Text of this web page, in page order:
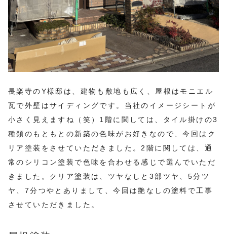
長楽寺のY様邸は、建物も敷地も広く、屋根はモニエル
瓦で外壁はサイディングです。当社のイメージシートが
小さく見えますね（笑）1階に関しては、タイル掛けの3
種類のもともとの新築の色味がお好きなので、今回はク
リア塗装をさせていただきました。2階に関しては、通
常のシリコン塗装で色味を合わせる感じで選んでいただ
きました。クリア塗装は、ツヤなしと3部ツヤ、5分ツ
ヤ、7分つやとありまして、今回は艶なしの塗料で工事
させていただきました。